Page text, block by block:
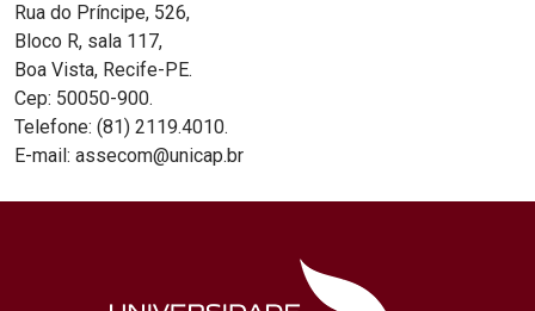
Rua do Príncipe, 526,
Bloco R, sala 117,
Boa Vista, Recife-PE.
Cep: 50050-900.
Telefone: (81) 2119.4010.
E-mail: assecom@unicap.br